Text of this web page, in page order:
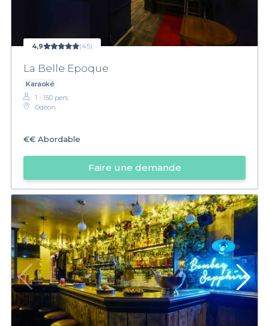
4,9 (45)
La Belle Epoque
Karaoké
1 - 150 pers.
Odéon
€€ Abordable
Faire une demande